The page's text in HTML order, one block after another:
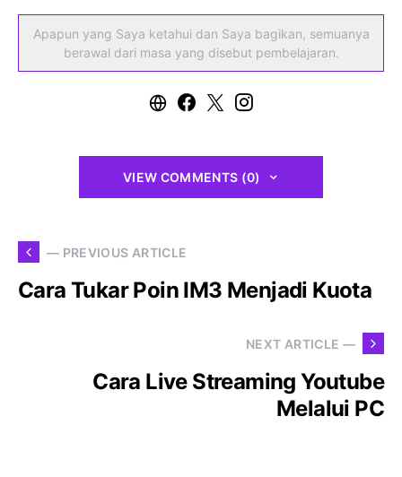
Apapun yang Saya ketahui dan Saya bagikan, semuanya
berawal dari masa yang disebut pembelajaran.
VIEW COMMENTS (0)
— PREVIOUS ARTICLE
Cara Tukar Poin IM3 Menjadi Kuota
NEXT ARTICLE —
Cara Live Streaming Youtube
Melalui PC